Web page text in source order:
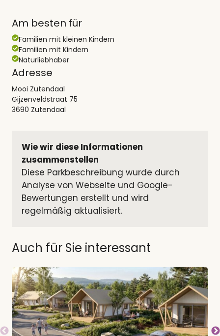
Am besten für
Familien mit kleinen Kindern
Familien mit Kindern
Naturliebhaber
Adresse
Mooi Zutendaal
Gijzenveldstraat 75
3690 Zutendaal
Wie wir diese Informationen
zusammenstellen
Diese Parkbeschreibung wurde durch
Analyse von Webseite und Google-
Bewertungen erstellt und wird
regelmäßig aktualisiert.
Auch für Sie interessant